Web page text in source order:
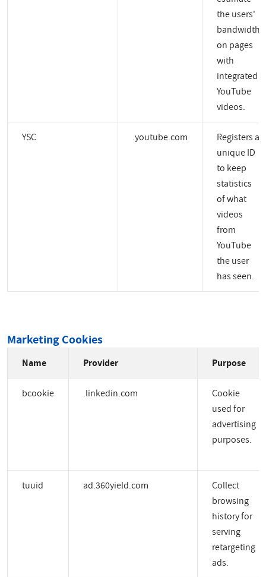
the users'
bandwidth
on pages
with
integrated
YouTube
videos.
YSC .youtube.com
Registers a
unique ID
to keep
statistics
of what
videos
from
YouTube
the user
has seen.
Marketing Cookies
Name Provider Purpose
bcookie .linkedin.com
Cookie
used for
advertising
purposes.
tuuid ad.360yield.com
Collect
browsing
history for
serving
retargeting
ads.